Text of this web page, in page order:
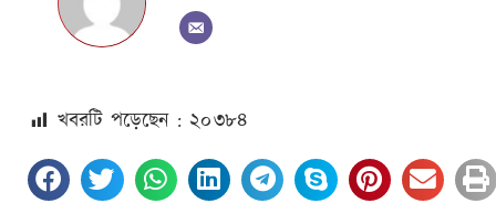
খবরটি পড়েছেন : ২০৩৮৪